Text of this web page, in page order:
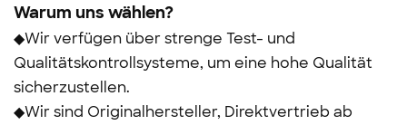
Warum uns wählen?
◆Wir verfügen über strenge Test- und
Qualitätskontrollsysteme, um eine hohe Qualität
sicherzustellen.
◆Wir sind Originalhersteller, Direktvertrieb ab